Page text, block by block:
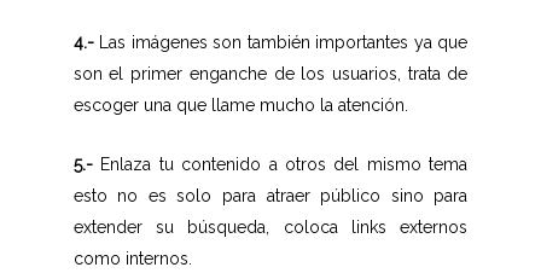
4.-Las imágenes son también importantes ya que
son el primer enganche de los usuarios, trata de
escoger una que llame mucho la atención.
5.-Enlaza tu contenido a otros del mismo tema
esto no es solo para atraer público sino para
extender su búsqueda, coloca links externos
como internos.